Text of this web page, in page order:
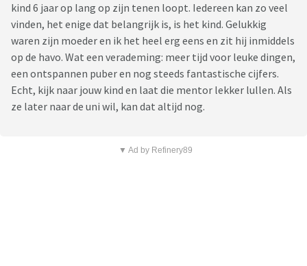
kind 6 jaar op lang op zijn tenen loopt. Iedereen kan zo veel
vinden, het enige dat belangrijk is, is het kind. Gelukkig
waren zijn moeder en ik het heel erg eens en zit hij inmiddels
op de havo. Wat een verademing: meer tijd voor leuke dingen,
een ontspannen puber en nog steeds fantastische cijfers.
Echt, kijk naar jouw kind en laat die mentor lekker lullen. Als
ze later naar de uni wil, kan dat altijd nog.
▼ Ad by Refinery89